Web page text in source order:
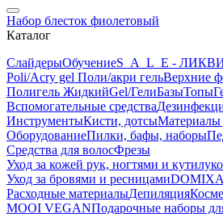
Набор блесток фиолетовый
Каталог
СлайдерыОбучениеS_A_L_E -
Poli/Acry gel Поли/акри гельВерхние
Полигель ЖидкийGel/ГелиБазыТопы
Вспомогательные средства
ИнструментыКисти, дотсыМатериалы
ОборудованиеПилки, бафы, наборы
Средства для волосФрезы
Уход за кожей рук, ногтями и
Уход за бровями и ресницамиDOMIX
Расходные материалыДепиляция
MOOI VEGANПодарочные наборы